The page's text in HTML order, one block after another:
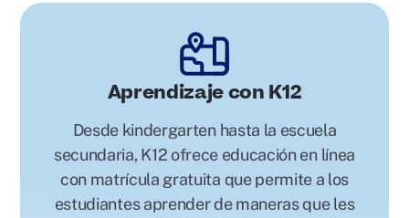
Aprendizaje con K12
Desde kindergarten hasta la escuela
secundaria, K12 ofrece educación en línea
con matrícula gratuita que permite a los
estudiantes aprender de maneras que les